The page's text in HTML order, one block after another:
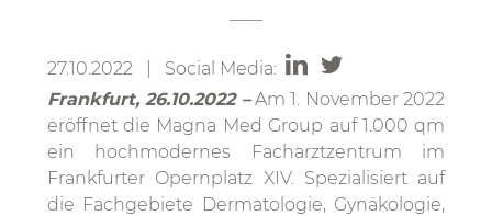
27.10.2022 | Social Media:
Frankfurt, 26.10.2022 –Am 1. November 2022
eröffnet die Magna Med Group auf 1.000 qm
ein hochmodernes Facharztzentrum im
Frankfurter Opernplatz XIV. Spezialisiert auf
die Fachgebiete Dermatologie, Gynäkologie,